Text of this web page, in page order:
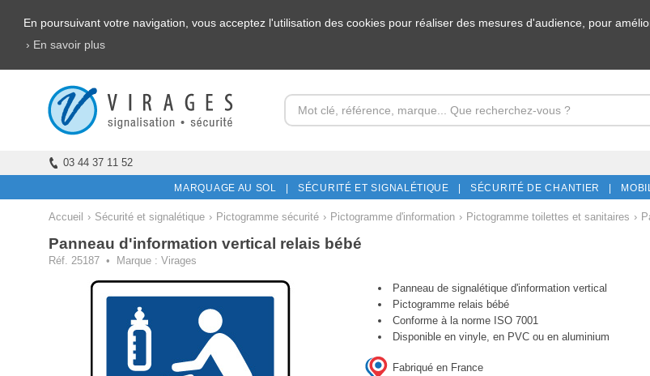
En poursuivant votre navigation, vous acceptez l'utilisation des cookies pour réaliser des mesures d'audience, pour
› En savoir plus
03 44 37 11 52
MARQUAGE AU SOL | SÉCURITÉ ET SIGNALÉTIQUE | SÉCURITÉ DE CHANTIER |
Accueil › Sécurité et signalétique › Pictogramme sécurité › Pictogramme d'information › Pictogramme toilettes et sanitaires ›
Panneau d'information vertical relais bébé
Réf. 25187 • Marque : Virages
Panneau de signalétique d'information vertical
Pictogramme relais bébé
Conforme à la norme ISO 7001
Disponible en vinyle, en PVC ou en aluminium
Fabriqué en France